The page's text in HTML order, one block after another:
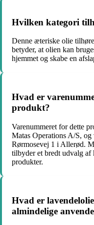
Hvilken kategori
Denne æteriske olie
betyder, at olien kan
hjemmet og skabe en
Hvad er
produkt?
Varenummeret for dette
Matas Operations A/S, og
Rørmosevej 1 i Allerød.
tilbyder et bredt udvalg af
produkter.
Hvad er
almindelige